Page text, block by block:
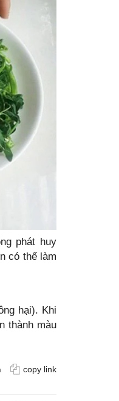
phát huy
có thể làm
hại). Khi
thành màu
copy link